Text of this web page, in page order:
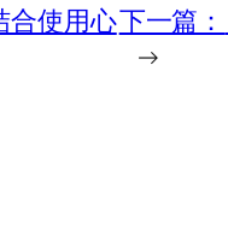
合使用心下一篇：
→